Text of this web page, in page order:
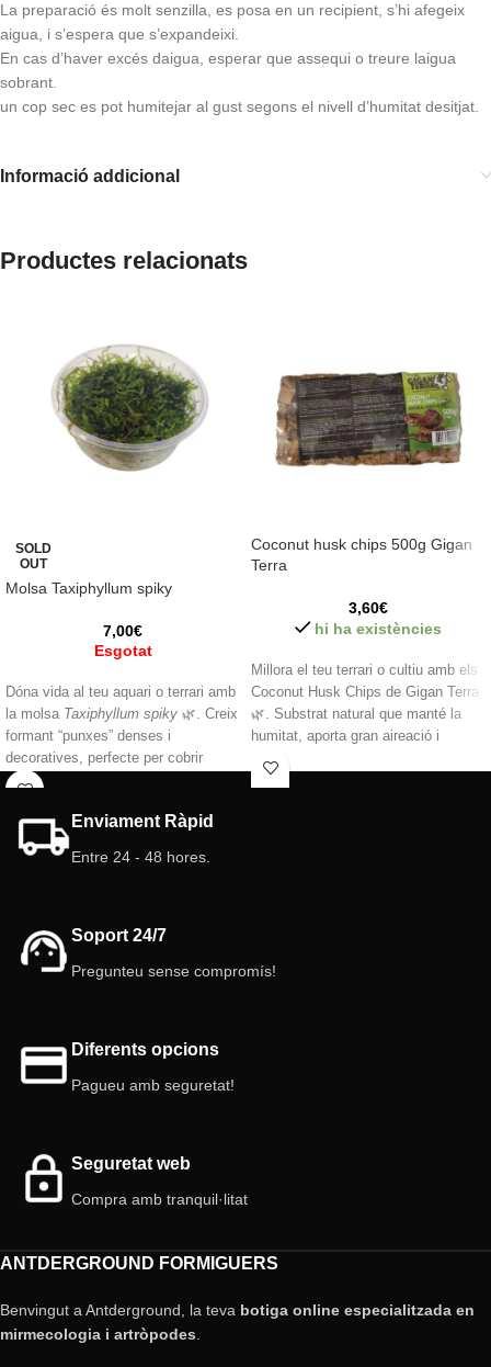
La preparació és molt senzilla, es posa en un recipient, s’hi afegeix
aigua, i s’espera que s’expandeixi.
En cas d’haver excés daigua, esperar que assequi o treure laigua
sobrant.
un cop sec es pot humitejar al gust segons el nivell d’humitat desitjat.
Informació addicional
Productes relacionats
SOLD
OUT
Molsa Taxiphyllum spiky
7,00€
Esgotat
Dóna vida al teu aquari o terrari amb
la molsa Taxiphyllum spiky 🌿. Creix
formant “punxes” denses i
decoratives, perfecte per cobrir
roques, arrels o crear refugis
ideal per a ambients humits. Un toc
verd imprescindible al teu
Coconut husk chips 500g Gigan
Terra
3,60€
hi ha existències
Millora el teu terrari o cultiu amb els
Coconut Husk Chips de Gigan Terra
🌿. Substrat natural que manté la
humitat, aporta gran aireació i
afavoreix arrels fortes i plantes
Enviament Ràpid
Entre 24 - 48 hores.
Soport 24/7
Pregunteu sense compromís!
Diferents opcions
Pagueu amb seguretat!
Seguretat web
Compra amb tranquil·litat
ANTDERGROUND FORMIGUERS
Benvingut a Antderground, la teva botiga online especialitzada en
mirmecologia i artròpodes